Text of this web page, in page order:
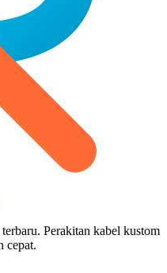
Perakitan kabel kustom
cepat.